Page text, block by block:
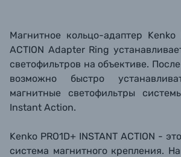
Магнитное кольцо-адаптер Kenko
ACTION Adapter Ring
светофильтров на объективе.
возможно быстро
магнитные светофильтры
Instant Action.
Kenko PRO1D+ INSTANT ACTION -
система магнитного крепления.